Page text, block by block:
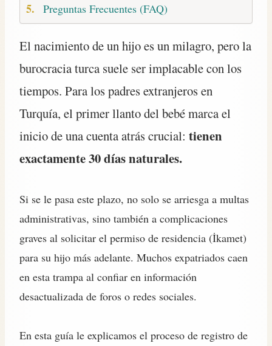
Preguntas Frecuentes (FAQ)
El nacimiento de un hijo es un milagro, pero la
burocracia turca suele ser implacable con los
tiempos. Para los padres extranjeros en
Turquía, el primer llanto del bebé marca el
inicio de una cuenta atrás crucial: tienen
exactamente 30 días naturales.
Si se le pasa este plazo, no solo se arriesga a multas
administrativas, sino también a complicaciones
graves al solicitar el permiso de residencia (İkamet)
para su hijo más adelante. Muchos expatriados caen
en esta trampa al confiar en información
desactualizada de foros o redes sociales.
En esta guía le explicamos el proceso de registro de